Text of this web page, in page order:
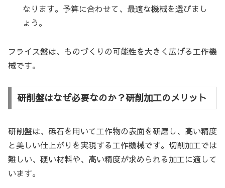
なります。予算に合わせて、最適な機械を選びまし
ょう。
フライス盤は、ものづくりの可能性を大きく広げる工作機
械です。
研削盤はなぜ必要なのか？研削加工のメリット
研削盤は、砥石を用いて工作物の表面を研磨し、高い精度
と美しい仕上がりを実現する工作機械です。切削加工では
難しい、硬い材料や、高い精度が求められる加工に適して
います。